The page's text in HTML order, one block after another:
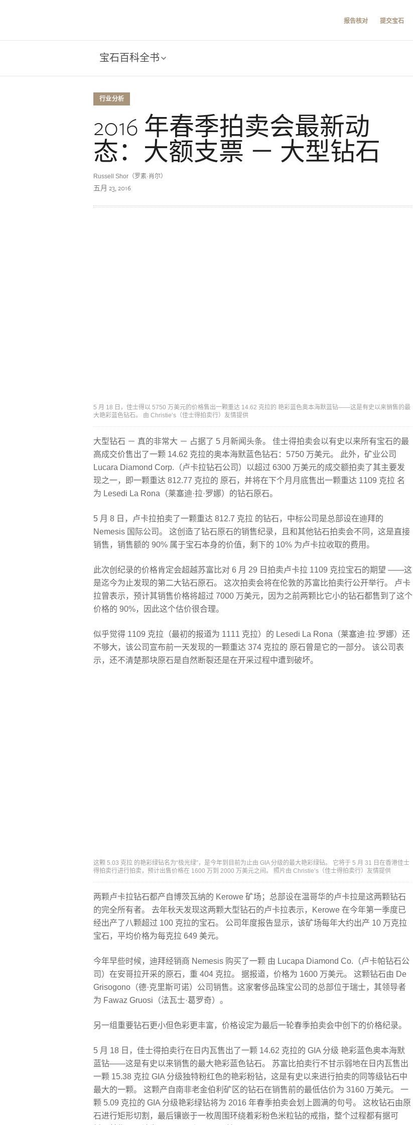
报告核对 提交宝石
宝石百科全书
行业分析
2016 年春季拍卖会最新动
态：大额支票 － 大型钻石
Russell Shor（罗素·肖尔）
五月 23, 2016
5 月 18 日，佳士得以 5750 万美元的价格售出一颗重达 14.62 克拉的 艳彩蓝色奥本海默蓝钻——这是有史以来销售的最
大艳彩蓝色钻石。 由 Christie’s（佳士得拍卖行）友情提供
大型钻石 － 真的非常大 － 占据了 5 月新闻头条。 佳士得拍卖会以有史以来所有宝石的最
高成交价售出了一颗 14.62 克拉的奥本海默蓝色钻石：5750 万美元。 此外，矿业公司
Lucara Diamond Corp.（卢卡拉钻石公司）以超过 6300 万美元的成交额拍卖了其主要发
现之一，即一颗重达 812.77 克拉的 原石，并将在下个月月底售出一颗重达 1109 克拉 名
为 Lesedi La Rona（莱塞迪·拉·罗娜）的钻石原石。
5 月 8 日，卢卡拉拍卖了一颗重达 812.7 克拉 的钻石，中标公司是总部设在迪拜的
Nemesis 国际公司。 这创造了钻石原石的销售纪录，且和其他钻石拍卖会不同，这是直接
销售，销售额的 90% 属于宝石本身的价值，剩下的 10% 为卢卡拉收取的费用。
此次创纪录的价格肯定会超越苏富比对 6 月 29 日拍卖卢卡拉 1109 克拉宝石的期望 ——这
是迄今为止发现的第二大钻石原石。 这次拍卖会将在伦敦的苏富比拍卖行公开举行。 卢卡
拉曾表示，预计其销售价格将超过 7000 万美元，因为之前两颗比它小的钻石都售到了这个
价格的 90%，因此这个估价很合理。
似乎觉得 1109 克拉（最初的报道为 1111 克拉）的 Lesedi La Rona（莱塞迪·拉·罗娜）还
不够大，该公司宣布前一天发现的一颗重达 374 克拉的 原石曾是它的一部分。 该公司表
示，还不清楚那块原石是自然断裂还是在开采过程中遭到破坏。
这颗 5.03 克拉 的艳彩绿钻名为“极光绿”，是今年到目前为止由 GIA 分级的最大艳彩绿钻。 它将于 5 月 31 日在香港佳士
得拍卖行进行拍卖，预计出售价格在 1600 万到 2000 万美元之间。 照片由 Christie’s（佳士得拍卖行）友情提供
两颗卢卡拉钻石都产自博茨瓦纳的 Kerowe 矿场；总部设在温哥华的卢卡拉是这两颗钻石
的完全所有者。 去年秋天发现这两颗大型钻石的卢卡拉表示，Kerowe 在今年第一季度已
经出产了八颗超过 100 克拉的宝石。 公司年度报告显示，该矿场每年大约出产 10 万克拉
宝石，平均价格为每克拉 649 美元。
今年早些时候，迪拜经销商 Nemesis 购买了一颗 由 Lucapa Diamond Co.（卢卡帕钻石公
司）在安哥拉开采的原石，重 404 克拉。 据报道，价格为 1600 万美元。 这颗钻石由 De
Grisogono（德·克里斯可诺）公司销售。这家奢侈品珠宝公司的总部位于瑞士，其领导者
为 Fawaz Gruosi（法瓦士·葛罗奇）。
另一组重要钻石更小但色彩更丰富，价格设定为最后一轮春季拍卖会中创下的价格纪录。
5 月 18 日，佳士得拍卖行在日内瓦售出了一颗 14.62 克拉的 GIA 分级 艳彩蓝色奥本海默
蓝钻——这是有史以来销售的最大艳彩蓝色钻石。 苏富比拍卖行不甘示弱地在日内瓦售出
一颗 15.38 克拉 GIA 分级独特粉红色的艳彩粉钻，这是有史以来进行拍卖的同等级钻石中
最大的一颗。 这颗产自南非老金伯利矿区的钻石在销售前的最低估价为 3160 万美元。 一
颗 5.09 克拉的 GIA 分级艳彩绿钻将为 2016 年春季拍卖会划上圆满的句号。 这枚钻石由原
石进行矩形切割，最后镶嵌于一枚周围环绕着彩粉色米粒钻的戒指，整个过程都有据可